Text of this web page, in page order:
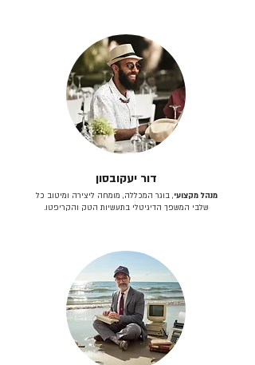
דור יעקובסון
מנהל מקצועי, בוגר המכללה, מומחה ליצירה ומיטוב כל
שלבי המשפך הדיגיטלי בתעשיות הטק והקריפטו.